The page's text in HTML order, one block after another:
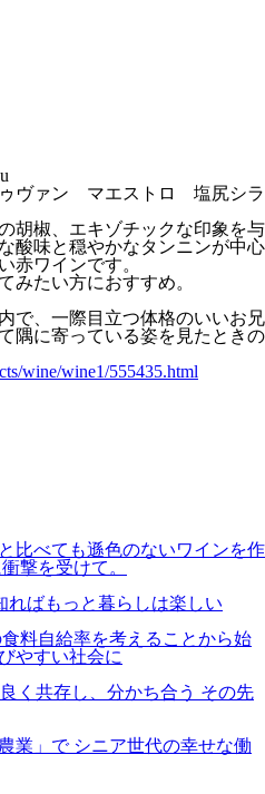
ゥヴァン マエストロ 塩尻シラ
胡椒、エキゾチックな印象を与
酸味と穏やかなタンニンが中心
赤ワインです。
みたい方におすすめ。
で、 一際目立つ体格のいいお兄
隅に寄っている姿を見たときの
wine/wine1/555435.html
比べても遜色のないワインを作
撃を受けて。
ばもっと暮らしは楽しい
料自給率を考えることから始
やすい社会に
く共存し、分かち合う その先
業」で シニア世代の幸せな働